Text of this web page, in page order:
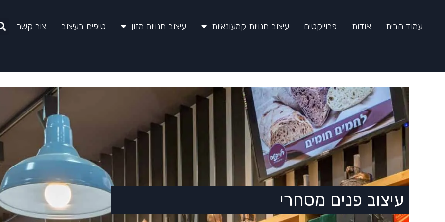
עמוד הבית אודות פרוייקטים עיצוב חנויות קמעונאיות עיצוב חנויות מזון טיפים בעיצוב צור קשר
עיצוב פנים מסחרי